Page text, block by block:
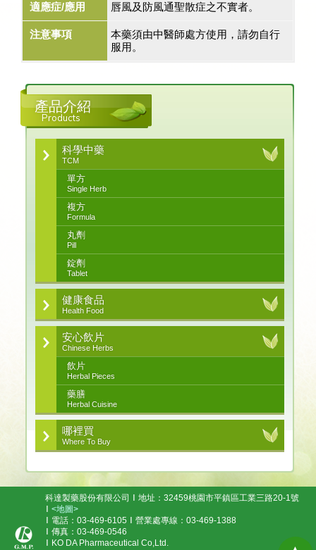
適應症/應用 唇風及防風通聖散症之不實者。
注意事項
本藥須由中醫師處方使用，請勿自行
服用。
產品介紹
Products
科學中藥
TCM
單方
Single Herb
複方
Formula
丸劑
Pill
錠劑
Tablet
健康食品
Health Food
安心飲片
Chinese Herbs
飲片
Herbal Pieces
藥膳
Herbal Cuisine
哪裡買
Where To Buy
科達製藥股份有限公司
地址：32459桃園市平鎮區工業三路20-1號
<地圖>
電話：03-469-6105
營業處專線：03-469-1388
傳真：03-469-0546
KO DA Pharmaceutical Co,Ltd.